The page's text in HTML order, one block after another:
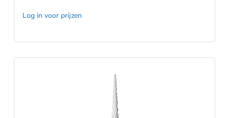
Log in voor prijzen